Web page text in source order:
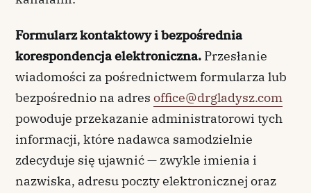
Formularz kontaktowy i bezpośrednia
korespondencja elektroniczna. Przesłanie
wiadomości za pośrednictwem formularza lub
bezpośrednio na adresoffice@drgladysz.com
powoduje przekazanie administratorowi tych
informacji, które nadawca samodzielnie
zdecyduje się ujawnić — zwykle imienia i
nazwiska, adresu poczty elektronicznej oraz